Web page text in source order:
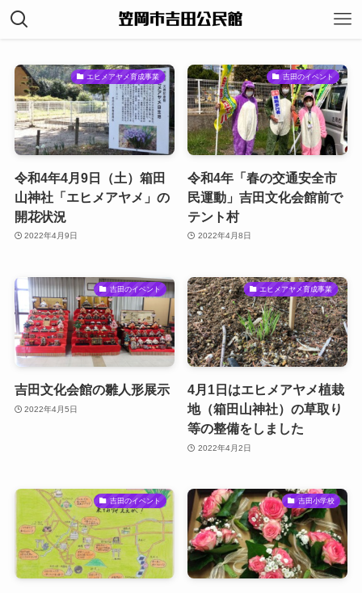
エヒメアヤメ育成事業
令和4年4月9日（土）箱田
山神社「エヒメアヤメ」の
開花状況
2022年4月9日
吉田のイベント
令和4年「春の交通安全市
民運動」吉田文化会館前で
テント村
2022年4月8日
吉田のイベント
吉田文化会館の雛人形展示
2022年4月5日
エヒメアヤメ育成事業
4月1日はエヒメアヤメ植栽
地（箱田山神社）の草取り
等の整備をしました
2022年4月2日
吉田のイベント 吉田小学校